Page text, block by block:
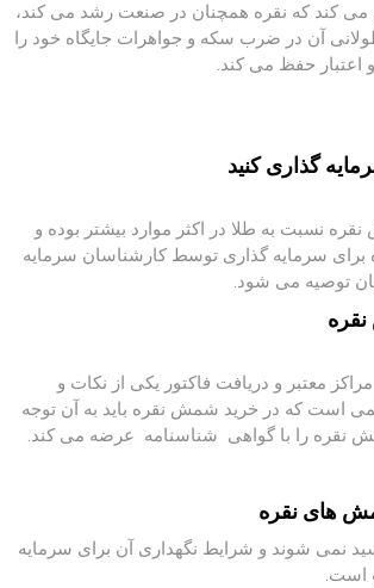
می کند که نقره همچنان در صنعت رشد می کند،
آن در ضرب سکه و جواهرات جایگاه خود را
اعتبار حفظ می کند.
گذاری کنید
نسبت به طلا در اکثر موارد بیشتر بوده و
سرمایه گذاری توسط کارشناسان سرمایه
توصیه می شود.
معتبر و دریافت فاکتور یکی از نکات و
است که در خرید شمش نقره باید به آن توجه
نقره را با گواهی شناسنامه عرضه می کند.
های نقره
نمی شوند و شرایط نگهداری آن برای سرمایه
است.